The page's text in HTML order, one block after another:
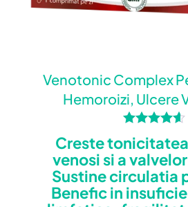
Venotonic Complex
Hemoroizi, Ulcere
4.50
din 5
Creste
venosi si a
Sustine circulatia
Benefic in